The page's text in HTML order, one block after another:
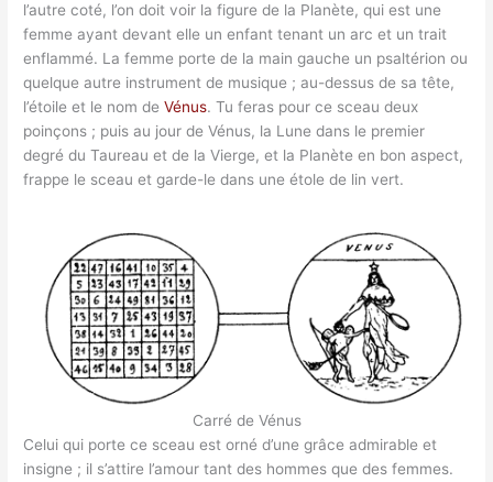
l’autre coté, l’on doit voir la figure de la Planète, qui est une
femme ayant devant elle un enfant tenant un arc et un trait
enflammé. La femme porte de la main gauche un psaltérion ou
quelque autre instrument de musique ; au-dessus de sa tête,
l’étoile et le nom deVénus. Tu feras pour ce sceau deux
poinçons ; puis au jour de Vénus, la Lune dans le premier
degré du Taureau et de la Vierge, et la Planète en bon aspect,
frappe le sceau et garde-le dans une étole de lin vert.
Carré de Vénus
Celui qui porte ce sceau est orné d’une grâce admirable et
insigne ; il s’attire l’amour tant des hommes que des femmes.